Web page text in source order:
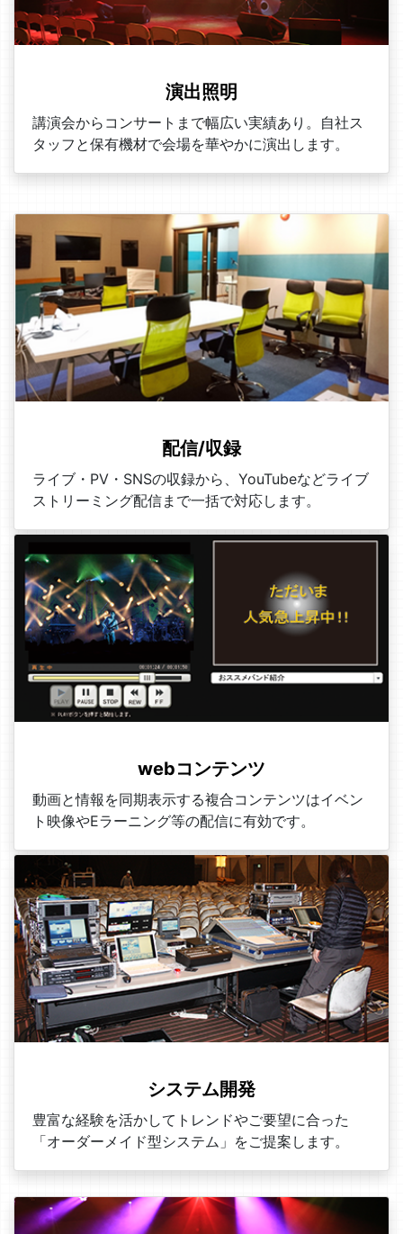
演出照明
講演会からコンサートまで幅広い実績あり。自社ス
タッフと保有機材で会場を華やかに演出します。
配信/収録
ライブ・PV・SNSの収録から、YouTubeなどライブ
ストリーミング配信まで一括で対応します。
webコンテンツ
動画と情報を同期表示する複合コンテンツはイベン
ト映像やEラーニング等の配信に有効です。
システム開発
豊富な経験を活かしてトレンドやご要望に合った
「オーダーメイド型システム」をご提案します。